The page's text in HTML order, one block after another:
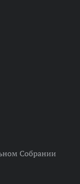
Собрании